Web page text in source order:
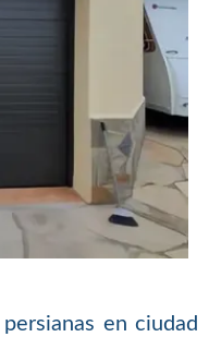
en ciudad